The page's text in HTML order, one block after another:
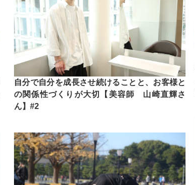
自分で自分を成長させ続けることと、お客様と
の関係性づくりが大切【美容師 山崎直輝さ
ん】#2